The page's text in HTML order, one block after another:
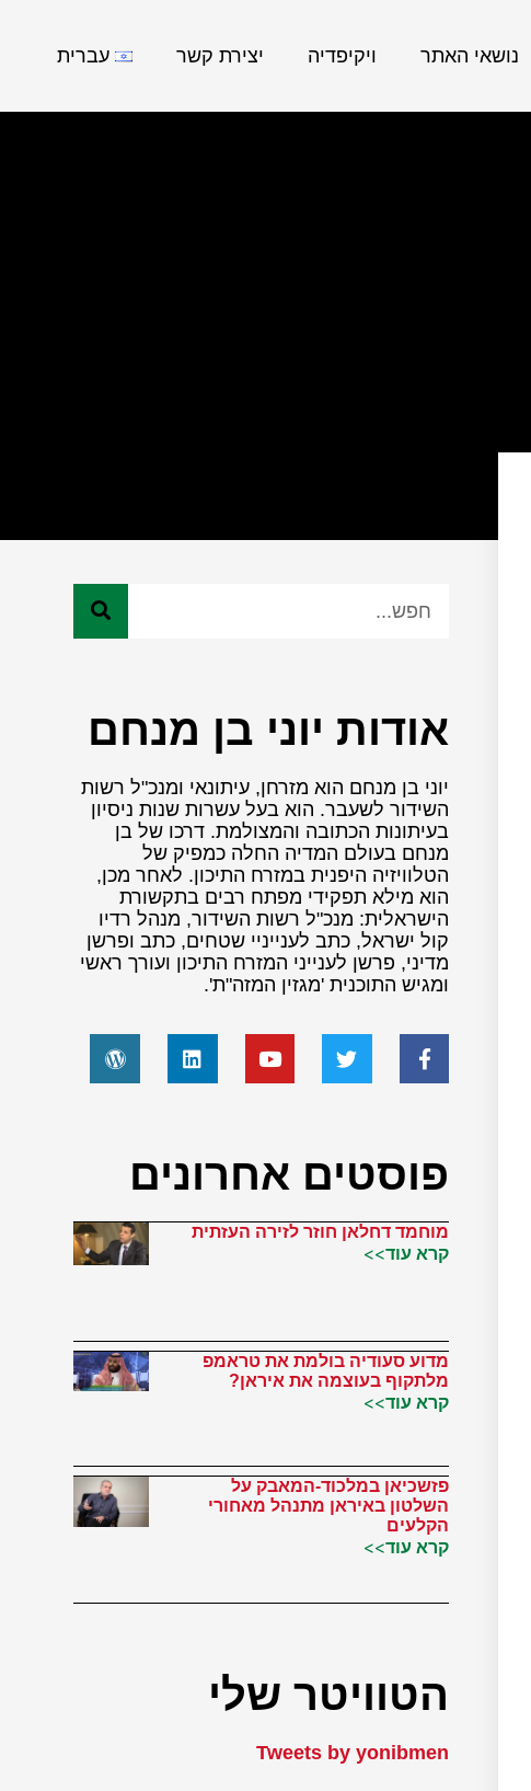
נושאי האתר ויקיפדיה יצירת קשר עברית
אודות יוני בן מנחם
יוני בן מנחם הוא מזרחן, עיתונאי ומנכ"ל רשות
השידור לשעבר. הוא בעל עשרות שנות ניסיון
בעיתונות הכתובה והמצולמת. דרכו של בן
מנחם בעולם המדיה החלה כמפיק של
הטלוויזיה היפנית במזרח התיכון. לאחר מכן,
הוא מילא תפקידי מפתח רבים בתקשורת
הישראלית: מנכ"ל רשות השידור, מנהל רדיו
קול ישראל, כתב לענייניי שטחים, כתב ופרשן
מדיני, פרשן לענייני המזרח התיכון ועורך ראשי
ומגיש התוכנית 'מגזין המזה"ת'.
פוסטים אחרונים
מוחמד דחלאן חוזר לזירה העזתית
קרא עוד>>
מדוע סעודיה בולמת את טראמפ
מלתקוף בעוצמה את איראן?
קרא עוד>>
פזשכיאן במלכוד-המאבק על
השלטון באיראן מתנהל מאחורי
הקלעים
קרא עוד>>
הטוויטר שלי
Tweets by yonibmen